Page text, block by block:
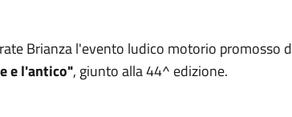
Brianza l'evento ludico motorio promosso
e l'antico", giunto alla 44^ edizione.